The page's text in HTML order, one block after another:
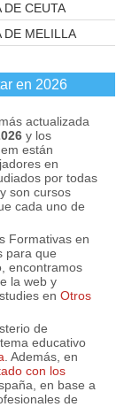
DE CEUTA
DE MELILLA
en 2026
actualizada
y los
están
en
por todas
son cursos
cada uno de
Formativas en
para que
encontramos
la web y
en Otros
de
educativo
. Además, en
con los
en base a
de